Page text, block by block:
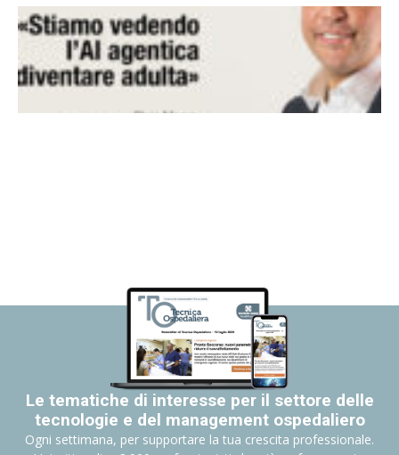
Le tematiche di interesse per il settore delle
tecnologie e del management ospedaliero
Ogni settimana, per supportare la tua crescita professionale.